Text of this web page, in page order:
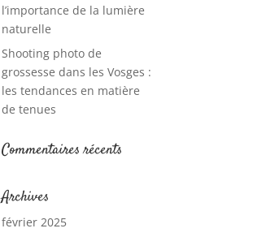
l’importance de la lumière
naturelle
Shooting photo de
grossesse dans les Vosges :
les tendances en matière
de tenues
Commentaires récents
Archives
février 2025